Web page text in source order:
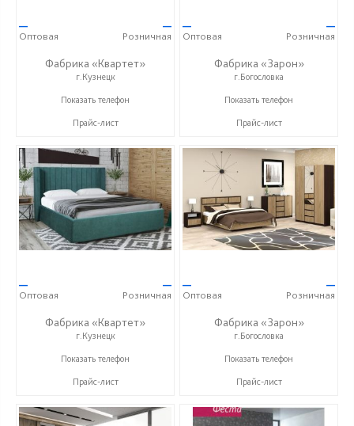
—
Оптовая
—
Розничная
Фабрика «Квартет»
г.Кузнецк
+7 (84157) 2-02-03
Показать телефон
Прайс-лист
—
Оптовая
—
Розничная
Фабрика «Зарон»
г.Богословка
+7 (8412) 21-50-66
Показать телефон
Прайс-лист
—
Оптовая
—
Розничная
Фабрика «Квартет»
г.Кузнецк
+7 (84157) 2-02-03
Показать телефон
Прайс-лист
—
Оптовая
—
Розничная
Фабрика «Зарон»
г.Богословка
+7 (8412) 21-50-66
Показать телефон
Прайс-лист